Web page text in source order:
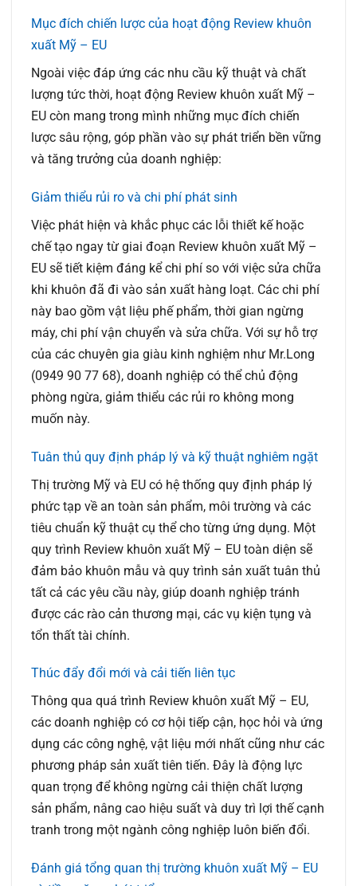
Mục đích chiến lược của hoạt động Review khuôn
xuất Mỹ – EU
Ngoài việc đáp ứng các nhu cầu kỹ thuật và chất
lượng tức thời, hoạt động Review khuôn xuất Mỹ –
EU còn mang trong mình những mục đích chiến
lược sâu rộng, góp phần vào sự phát triển bền vững
và tăng trưởng của doanh nghiệp:
Giảm thiểu rủi ro và chi phí phát sinh
Việc phát hiện và khắc phục các lỗi thiết kế hoặc
chế tạo ngay từ giai đoạn Review khuôn xuất Mỹ –
EU sẽ tiết kiệm đáng kể chi phí so với việc sửa chữa
khi khuôn đã đi vào sản xuất hàng loạt. Các chi phí
này bao gồm vật liệu phế phẩm, thời gian ngừng
máy, chi phí vận chuyển và sửa chữa. Với sự hỗ trợ
của các chuyên gia giàu kinh nghiệm như Mr.Long
(0949 90 77 68), doanh nghiệp có thể chủ động
phòng ngừa, giảm thiểu các rủi ro không mong
muốn này.
Tuân thủ quy định pháp lý và kỹ thuật nghiêm ngặt
Thị trường Mỹ và EU có hệ thống quy định pháp lý
phức tạp về an toàn sản phẩm, môi trường và các
tiêu chuẩn kỹ thuật cụ thể cho từng ứng dụng. Một
quy trình Review khuôn xuất Mỹ – EU toàn diện sẽ
đảm bảo khuôn mẫu và quy trình sản xuất tuân thủ
tất cả các yêu cầu này, giúp doanh nghiệp tránh
được các rào cản thương mại, các vụ kiện tụng và
tổn thất tài chính.
Thúc đẩy đổi mới và cải tiến liên tục
Thông qua quá trình Review khuôn xuất Mỹ – EU,
các doanh nghiệp có cơ hội tiếp cận, học hỏi và ứng
dụng các công nghệ, vật liệu mới nhất cũng như các
phương pháp sản xuất tiên tiến. Đây là động lực
quan trọng để không ngừng cải thiện chất lượng
sản phẩm, nâng cao hiệu suất và duy trì lợi thế cạnh
tranh trong một ngành công nghiệp luôn biến đổi.
Đánh giá tổng quan thị trường khuôn xuất Mỹ – EU